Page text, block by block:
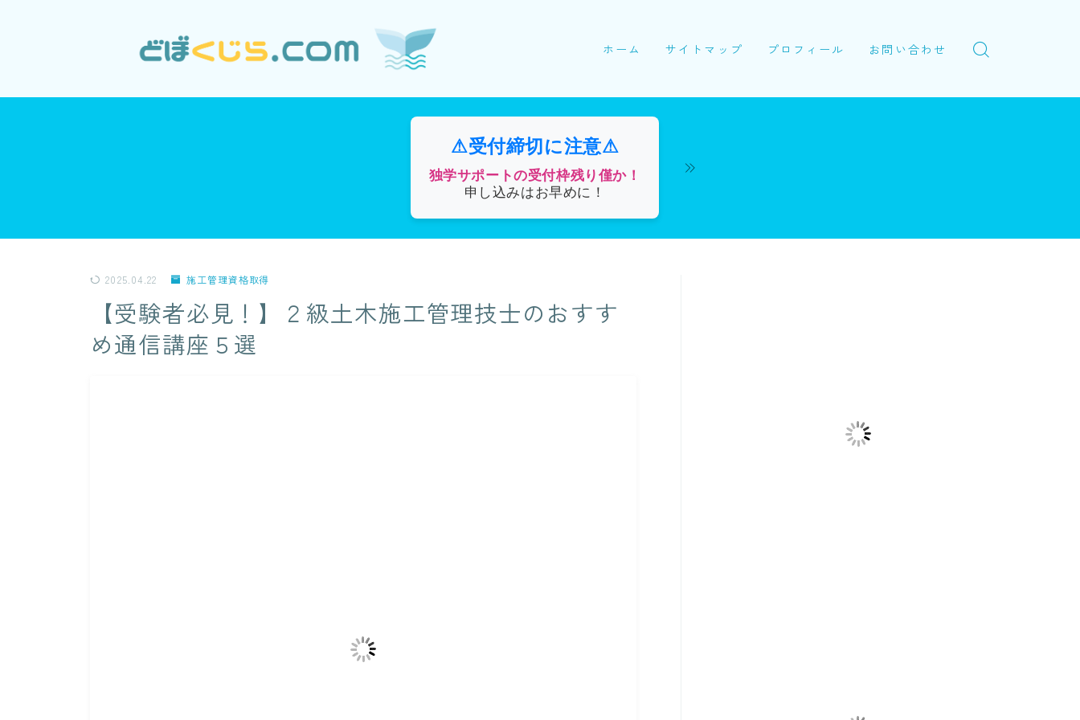
ホーム サイトマップ プロフィール お問い合わせ
⚠受付締切に注意⚠
独学サポートの受付枠残り僅か！
申し込みはお早めに！
2025.04.22 施工管理資格取得
【受験者必見！】２級土木施工管理技士のおすす
め通信講座５選